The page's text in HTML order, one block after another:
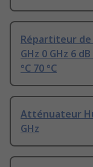
Répartiteur de
GHz 0 GHz 6
°C 70 °C
Atténuateur
GHz